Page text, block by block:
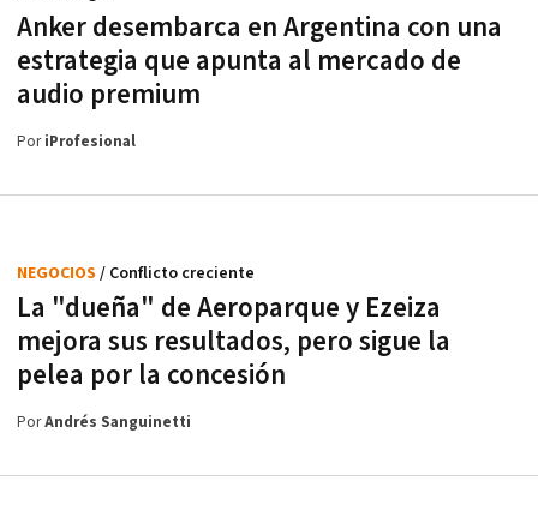
Anker desembarca en Argentina con una
estrategia que apunta al mercado de
audio premium
PoriProfesional
La "dueña" de Aeroparque y Ezeiza
mejora sus resultados, pero sigue la
pelea por la concesión
NEGOCIOS / Conflicto creciente
PorAndrés Sanguinetti